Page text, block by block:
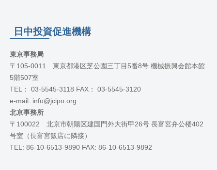
日中投資促進機構
東京事務局
〒105-0011 東京都港区芝公園三丁目5番8号 機械振興会館本館
5階507室
TEL： 03-5545-3118 FAX： 03-5545-3120
e-mail: info@jcipo.org
北京事務所
〒100022 北京市朝陽区建国門外大街甲26号 長富宮弁公楼402
号室（長富宮飯店に隣接）
TEL: 86-10-6513-9890 FAX: 86-10-6513-9892